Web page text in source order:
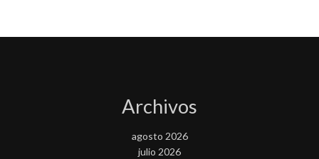
Archivos
agosto 2026
julio 2026